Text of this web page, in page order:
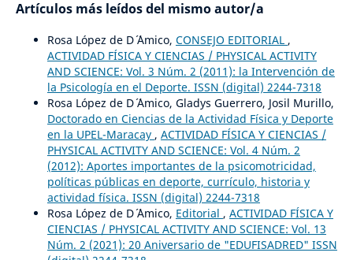
Artículos más leídos del mismo autor/a
Rosa López de D´ ´Amico, CONSEJO EDITORIAL ,
ACTIVIDAD FÍSICA Y CIENCIAS / PHYSICAL ACTIVITY
AND SCIENCE: Vol. 3 Núm. 2 (2011): la Intervención de
la Psicología en el Deporte. ISSN (digital) 2244-7318
Rosa López de D´ ´Amico, Gladys Guerrero, Josil Murillo,
Doctorado en Ciencias de la Actividad Física y Deporte
en la UPEL-Maracay , ACTIVIDAD FÍSICA Y CIENCIAS /
PHYSICAL ACTIVITY AND SCIENCE: Vol. 4 Núm. 2
(2012): Aportes importantes de la psicomotricidad,
políticas públicas en deporte, currículo, historia y
actividad física. ISSN (digital) 2244-7318
Rosa López de D´ ´Amico, Editorial , ACTIVIDAD FÍSICA Y
CIENCIAS / PHYSICAL ACTIVITY AND SCIENCE: Vol. 13
Núm. 2 (2021): 20 Aniversario de "EDUFISADRED" ISSN